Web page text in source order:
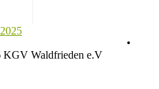
•
KGV Waldfrieden e.V